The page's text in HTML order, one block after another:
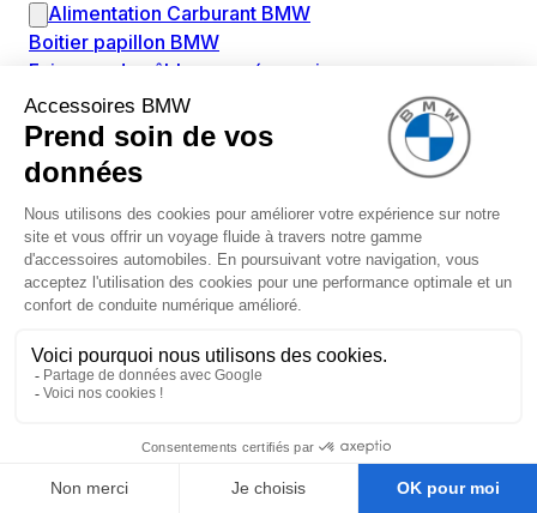
Alimentation Carburant BMW
Boitier papillon BMW
Faisceau de câble pour réservoir avec pompe
d'aspiration BMW
Injecteur BMW
Pompe à carburant BMW
Pompe diesel BMW
Allumage / Préchauffage BMW
Bobines d'allumage BMW
Boitier de préchauffage BMW
Bougie de préchauffage BMW
Amortisseurs BMW
Amortisseur de vibrations BMW
Kit de réparation amortisseur BMW